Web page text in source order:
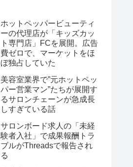
ホットペッパービューティ
ーの代理店が「キッズカッ
ト専門店」FCを展開。広告
費ゼロで、マーケットをほ
ぼ独占していた
美容室業界で”元ホットペッ
パー営業マン”たちが展開す
るサロンチェーンが急成長
しすぎている話
サロンボード求人の「未経
験者入社」で成果報酬トラ
ブルがThreadsで報告され
る